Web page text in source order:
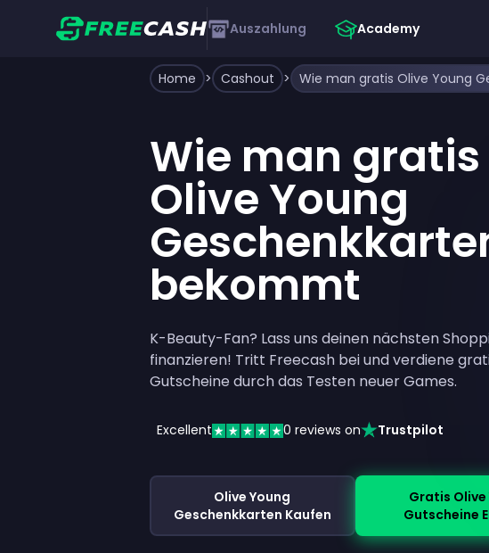
Auszahlung Academy
Home > Cashout >
Wie man gratis
Olive Young
bekommt
K-Beauty-Fan? Lass uns deinen nächsten
finanzieren! Tritt Freecash bei und verdiene
Gutscheine durch das Testen neuer Games.
Excellent 0 reviews on Trustpilot
Olive Young
Geschenkkarten Kaufen
Gratis Olive
Gutscheine